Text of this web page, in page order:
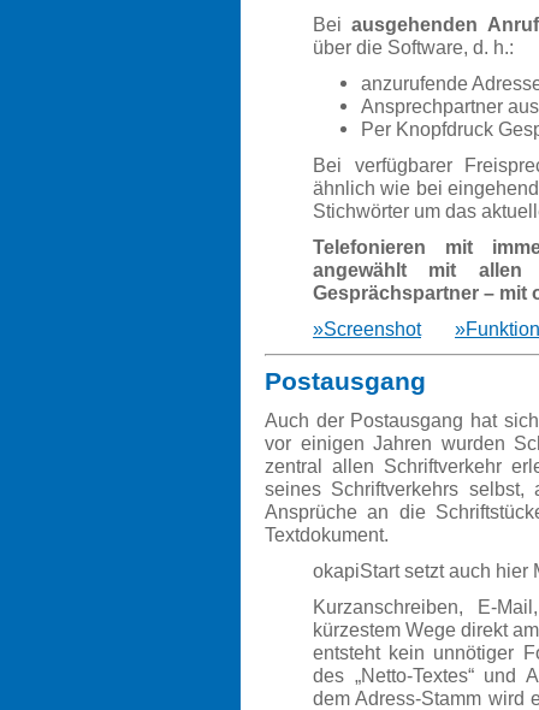
Beiausgehenden
über die Software, d. h.:
anzurufende
Ansprechpartner
Per Knopfdruck
Bei verfügbarer
ähnlich wie bei
Stichwörter um das
Telefonieren mit
angewählt mit allen
Gesprächspartner – mit
»Screenshot
Postausgang
Auch der Postausgang hat
vor einigen Jahren wurden
zentral allen Schriftverkehr
seines Schriftverkehrs
Ansprüche an die
Textdokument.
okapiStart setzt auch hier
Kurzanschreiben, E-
kürzestem Wege direkt
entsteht kein unnötiger
des „Netto-Textes“ und
dem Adress-Stamm wird